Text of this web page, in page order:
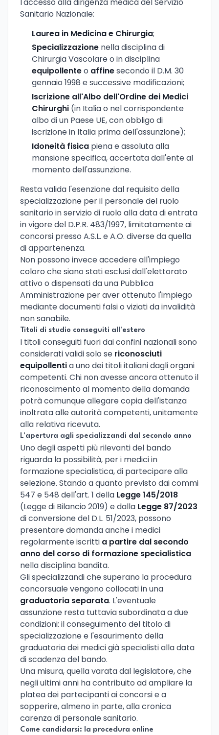
Sanitario Nazionale:
Laurea in Medicina e Chirurgia;
Specializzazione nella disciplina di
Chirurgia Vascolare o in disciplina
equipollenteo affinesecondo il D.M. 30
gennaio 1998 e successive modificazioni;
Iscrizione all'Albo dell'Ordine dei Medici
Chirurghi (in Italia o nel corrispondente
albo di un Paese UE, con obbligo di
iscrizione in Italia prima dell'assunzione);
Idoneità fisica piena e assoluta alla
mansione specifica, accertata dall'ente al
momento dell'assunzione.
Resta valida l'esenzione dal requisito della
specializzazione per il personale del ruolo
sanitario in servizio di ruolo alla data di entrata
in vigore del D.P.R. 483/1997, limitatamente ai
concorsi presso A.S.L. e A.O. diverse da quella
di appartenenza.
Non possono invece accedere all'impiego
coloro che siano stati esclusi dall'elettorato
attivo o dispensati da una Pubblica
Amministrazione per aver ottenuto l'impiego
mediante documenti falsi o viziati da invalidità
non sanabile.
Titoli di studio conseguiti all'estero
I titoli conseguiti fuori dai confini nazionali sono
considerati validi solo se riconosciuti
equipollentia uno dei titoli italiani dagli organi
competenti. Chi non avesse ancora ottenuto il
riconoscimento al momento della domanda
potrà comunque allegare copia dell'istanza
inoltrata alle autorità competenti, unitamente
alla relativa ricevuta.
L'apertura agli specializzandi dal secondo anno
Uno degli aspetti più rilevanti del bando
riguarda la possibilità, per i medici in
formazione specialistica, di partecipare alla
selezione. Stando a quanto previsto dai commi
547 e 548 dell'art. 1 della Legge 145/2018
(Legge di Bilancio 2019) e dalla Legge 87/2023
di conversione del D.L. 51/2023, possono
presentare domanda anche i medici
regolarmente iscritti a partire dal secondo
anno del corso di formazione specialistica
nella disciplina bandita.
Gli specializzandi che superano la procedura
concorsuale vengono collocati in una
graduatoria separata. L'eventuale
assunzione resta tuttavia subordinata a due
condizioni: il conseguimento del titolo di
specializzazione e l'esaurimento della
graduatoria dei medici già specialisti alla data
di scadenza del bando.
Una misura, quella varata dal legislatore, che
negli ultimi anni ha contribuito ad ampliare la
platea dei partecipanti ai concorsi e a
sopperire, almeno in parte, alla cronica
carenza di personale sanitario.
Come candidarsi: la procedura online